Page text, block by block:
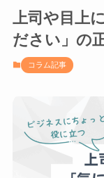
上司や目上
ださい」の
コラム記事